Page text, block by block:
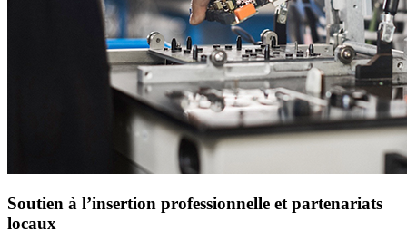
Soutien à l’insertion professionnelle et partenariats
locaux